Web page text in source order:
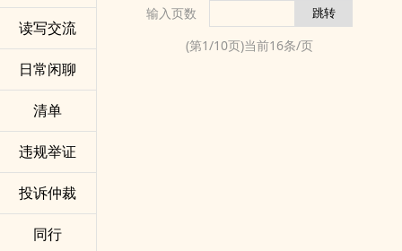
读写交流
日常闲聊
清单
违规举证
投诉仲裁
同行
标签：体育,足球,天才流,自律,三观正,思路清奇,轻
松,热血,搞笑,足球运动
输入页数
(第1/10页)当前16条/页